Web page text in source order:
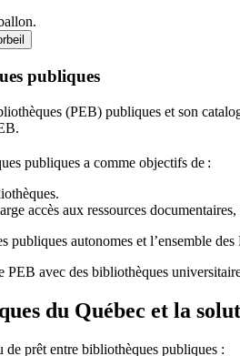
publiques
(PEB) publiques et son
publiques a comme objectifs de :
accès aux ressources
publiques autonomes et l’ensemble des
PEB avec des bibliothèques
du Québec et la
prêt entre bibliothèques publiques :